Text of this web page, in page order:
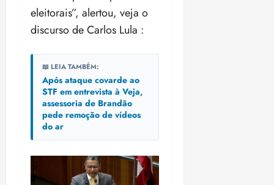
eleitorais”, alertou, veja o
discurso de Carlos Lula :
📖 LEIA TAMBÉM:
Após ataque covarde ao
STF em entrevista à Veja,
assessoria de Brandão
pede remoção de vídeos
do ar